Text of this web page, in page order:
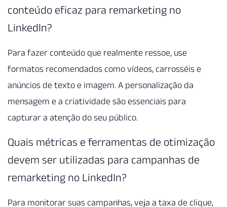
conteúdo eficaz para remarketing no
LinkedIn?
Para fazer conteúdo que realmente ressoe, use
formatos recomendados como vídeos, carrosséis e
anúncios de texto e imagem. A personalização da
mensagem e a criatividade são essenciais para
capturar a atenção do seu público.
Quais métricas e ferramentas de otimização
devem ser utilizadas para campanhas de
remarketing no LinkedIn?
Para monitorar suas campanhas, veja a taxa de clique,